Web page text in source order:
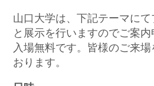
山口大学は、下記テーマに
と展示を行いますのでご案内
入場無料です。皆様のご来
おります。